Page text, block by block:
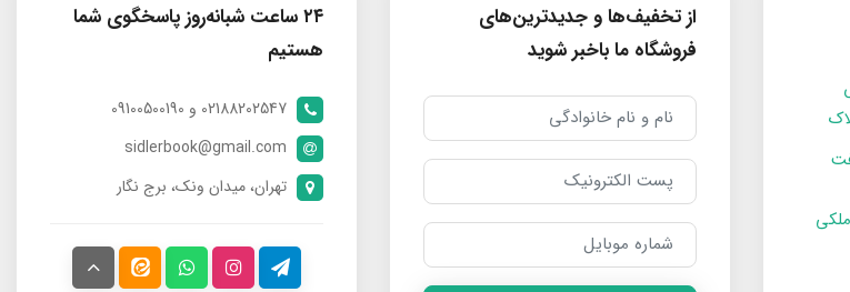
از تخفیف‌ها و جدیدترین‌های
فروشگاه ما باخبر شوید
۲۴ ساعت شبانه‌روز پاسخگوی شما
هستیم
02188202547 و 09100500190
sidlerbook@gmail.com
تهران، میدان ونک، برج نگار